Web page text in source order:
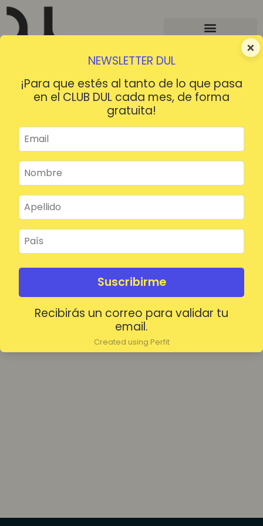
×
NEWSLETTER DUL
¡Para que estés al tanto de lo que pasa
en el CLUB DUL cada mes, de forma
gratuita!
Suscribirme
Recibirás un correo para validar tu
email.
Created using Perfit
¡HOLA!
Mantenerme conectado
Acceder